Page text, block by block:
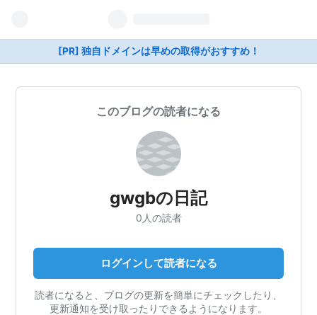
[PR] 独自ドメインは早めの取得がおすすめ！
このブログの読者になる
gwgbの日記
0人の読者
ログインして読者になる
読者になると、ブログの更新を簡単にチェックしたり、
更新通知を受け取ったりできるようになります。